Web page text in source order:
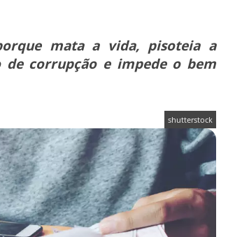
mata a vida, pisoteia a
de corrupção e impede o bem
shutterstock